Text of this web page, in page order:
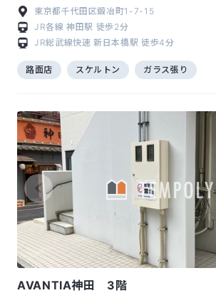
東京都千代田区鍛冶町1-7-15
JR各線神田駅 徒歩2分
JR総武線快速新日本橋駅 徒歩4分
路面店 スケルトン ガラス張り
AVANTIA神田 3階